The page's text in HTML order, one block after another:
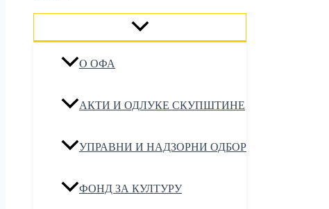
O ОФА
АКТИ И ОДЛУКЕ СКУПШТИНЕ
УПРАВНИ И НАДЗОРНИ ОДБОР
ФОНД ЗА КУЛТУРУ